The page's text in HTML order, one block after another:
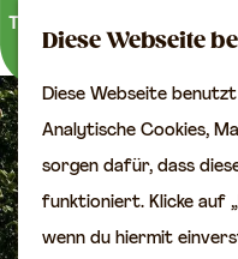
Diese Webseite
Diese Webseite
Analytische Cookies,
sorgen dafür, dass
funktioniert. Klicke auf
wenn du hiermit
G
e
h
e
n
K
e
S